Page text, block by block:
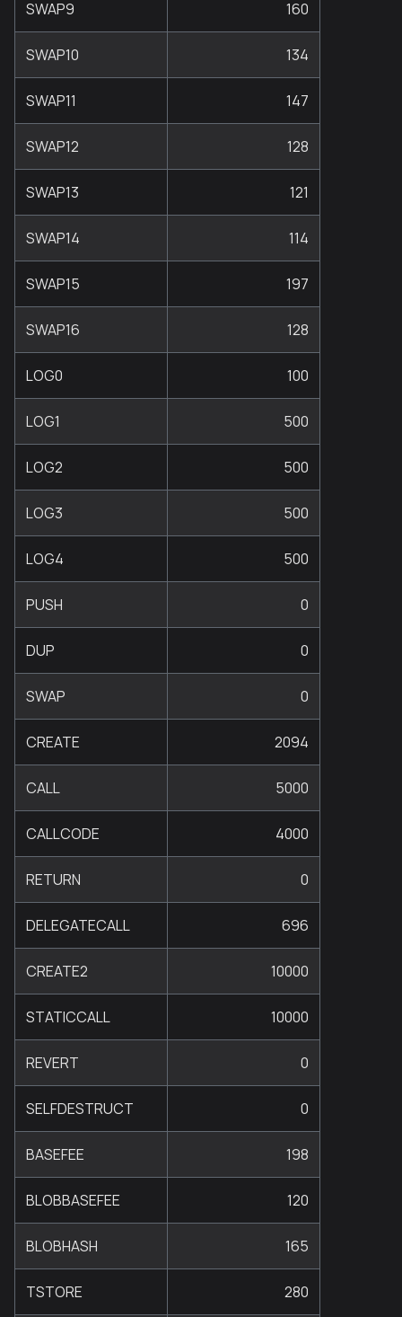
SWAP9 160
SWAP10 134
SWAP11 147
SWAP12 128
SWAP13 121
SWAP14 114
SWAP15 197
SWAP16 128
LOG0 100
LOG1 500
LOG2 500
LOG3 500
LOG4 500
PUSH 0
DUP 0
SWAP 0
CREATE 2094
CALL 5000
CALLCODE 4000
RETURN 0
DELEGATECALL 696
CREATE2 10000
STATICCALL 10000
REVERT 0
SELFDESTRUCT 0
BASEFEE 198
BLOBBASEFEE 120
BLOBHASH 165
TSTORE 280